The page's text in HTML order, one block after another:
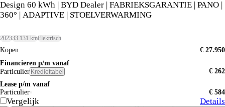
Design 60 kWh | BYD Dealer | FABRIEKSGARANTIE | PANO |
360° | ADAPTIVE | STOELVERWARMING
202333.131 kmElektrisch
Kopen
€ 27.950
Financieren p/m vanaf
Particulier Krediettabel
€ 262
Lease p/m vanaf
Particulier
€ 584
Vergelijk Details